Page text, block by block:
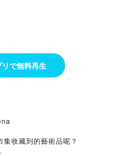
で無料再生
收藏到的藝術品呢？